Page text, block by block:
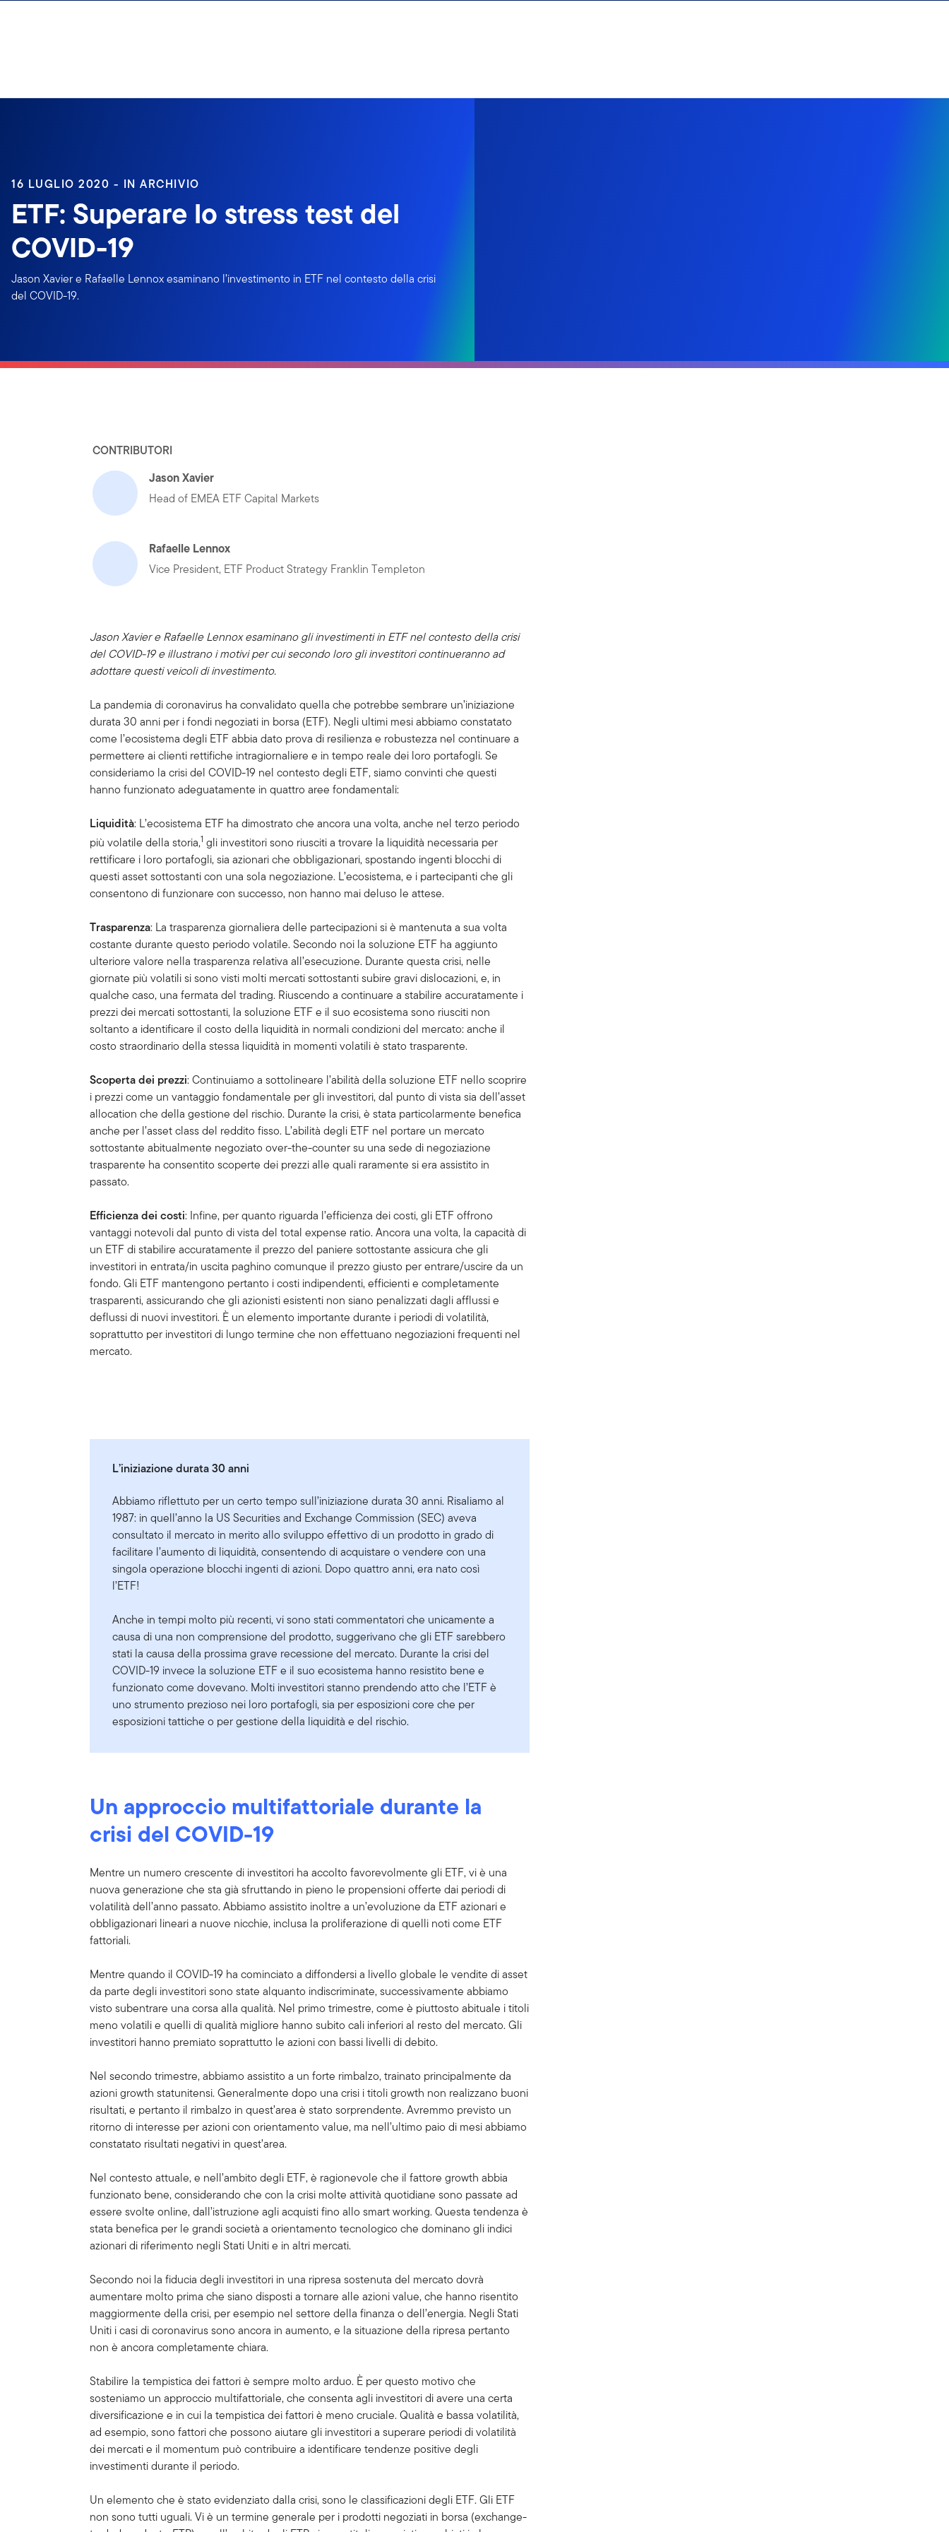
16 LUGLIO 2020 - IN ARCHIVIO
ETF: Superare lo stress test del
COVID-19
Jason Xavier e Rafaelle Lennox esaminano l’investimento in ETF nel contesto della crisi
del COVID-19.
CONTRIBUTORI
Jason Xavier
Head of EMEA ETF Capital Markets
Rafaelle Lennox
Vice President, ETF Product Strategy Franklin Templeton
Jason Xavier e Rafaelle Lennox esaminano gli investimenti in ETF nel contesto della crisi
del COVID-19 e illustrano i motivi per cui secondo loro gli investitori continueranno ad
adottare questi veicoli di investimento.
La pandemia di coronavirus ha convalidato quella che potrebbe sembrare un’iniziazione
durata 30 anni per i fondi negoziati in borsa (ETF). Negli ultimi mesi abbiamo constatato
come l’ecosistema degli ETF abbia dato prova di resilienza e robustezza nel continuare a
permettere ai clienti rettifiche intragiornaliere e in tempo reale dei loro portafogli. Se
consideriamo la crisi del COVID-19 nel contesto degli ETF, siamo convinti che questi
hanno funzionato adeguatamente in quattro aree fondamentali:
Liquidità: L’ecosistema ETF ha dimostrato che ancora una volta, anche nel terzo periodo
più volatile della storia,1 gli investitori sono riusciti a trovare la liquidità necessaria per
rettificare i loro portafogli, sia azionari che obbligazionari, spostando ingenti blocchi di
questi asset sottostanti con una sola negoziazione. L’ecosistema, e i partecipanti che gli
consentono di funzionare con successo, non hanno mai deluso le attese.
Trasparenza: La trasparenza giornaliera delle partecipazioni si è mantenuta a sua volta
costante durante questo periodo volatile. Secondo noi la soluzione ETF ha aggiunto
ulteriore valore nella trasparenza relativa all’esecuzione. Durante questa crisi, nelle
giornate più volatili si sono visti molti mercati sottostanti subire gravi dislocazioni, e, in
qualche caso, una fermata del trading. Riuscendo a continuare a stabilire accuratamente i
prezzi dei mercati sottostanti, la soluzione ETF e il suo ecosistema sono riusciti non
soltanto a identificare il costo della liquidità in normali condizioni del mercato: anche il
costo straordinario della stessa liquidità in momenti volatili è stato trasparente.
Scoperta dei prezzi: Continuiamo a sottolineare l’abilità della soluzione ETF nello scoprire
i prezzi come un vantaggio fondamentale per gli investitori, dal punto di vista sia dell’asset
allocation che della gestione del rischio. Durante la crisi, è stata particolarmente benefica
anche per l’asset class del reddito fisso. L’abilità degli ETF nel portare un mercato
sottostante abitualmente negoziato over-the-counter su una sede di negoziazione
trasparente ha consentito scoperte dei prezzi alle quali raramente si era assistito in
passato.
Efficienza dei costi: Infine, per quanto riguarda l’efficienza dei costi, gli ETF offrono
vantaggi notevoli dal punto di vista del total expense ratio. Ancora una volta, la capacità di
un ETF di stabilire accuratamente il prezzo del paniere sottostante assicura che gli
investitori in entrata/in uscita paghino comunque il prezzo giusto per entrare/uscire da un
fondo. Gli ETF mantengono pertanto i costi indipendenti, efficienti e completamente
trasparenti, assicurando che gli azionisti esistenti non siano penalizzati dagli afflussi e
deflussi di nuovi investitori. È un elemento importante durante i periodi di volatilità,
soprattutto per investitori di lungo termine che non effettuano negoziazioni frequenti nel
mercato.
L’iniziazione durata 30 anni
Abbiamo riflettuto per un certo tempo sull’iniziazione durata 30 anni. Risaliamo al
1987: in quell’anno la US Securities and Exchange Commission (SEC) aveva
consultato il mercato in merito allo sviluppo effettivo di un prodotto in grado di
facilitare l’aumento di liquidità, consentendo di acquistare o vendere con una
singola operazione blocchi ingenti di azioni. Dopo quattro anni, era nato così
l’ETF!
Anche in tempi molto più recenti, vi sono stati commentatori che unicamente a
causa di una non comprensione del prodotto, suggerivano che gli ETF sarebbero
stati la causa della prossima grave recessione del mercato. Durante la crisi del
COVID-19 invece la soluzione ETF e il suo ecosistema hanno resistito bene e
funzionato come dovevano. Molti investitori stanno prendendo atto che l’ETF è
uno strumento prezioso nei loro portafogli, sia per esposizioni core che per
esposizioni tattiche o per gestione della liquidità e del rischio.
Un approccio multifattoriale durante la
crisi del COVID-19
Mentre un numero crescente di investitori ha accolto favorevolmente gli ETF, vi è una
nuova generazione che sta già sfruttando in pieno le propensioni offerte dai periodi di
volatilità dell’anno passato. Abbiamo assistito inoltre a un’evoluzione da ETF azionari e
obbligazionari lineari a nuove nicchie, inclusa la proliferazione di quelli noti come ETF
fattoriali.
Mentre quando il COVID-19 ha cominciato a diffondersi a livello globale le vendite di asset
da parte degli investitori sono state alquanto indiscriminate, successivamente abbiamo
visto subentrare una corsa alla qualità. Nel primo trimestre, come è piuttosto abituale i titoli
meno volatili e quelli di qualità migliore hanno subito cali inferiori al resto del mercato. Gli
investitori hanno premiato soprattutto le azioni con bassi livelli di debito.
Nel secondo trimestre, abbiamo assistito a un forte rimbalzo, trainato principalmente da
azioni growth statunitensi. Generalmente dopo una crisi i titoli growth non realizzano buoni
risultati, e pertanto il rimbalzo in quest’area è stato sorprendente. Avremmo previsto un
ritorno di interesse per azioni con orientamento value, ma nell’ultimo paio di mesi abbiamo
constatato risultati negativi in quest’area.
Nel contesto attuale, e nell’ambito degli ETF, è ragionevole che il fattore growth abbia
funzionato bene, considerando che con la crisi molte attività quotidiane sono passate ad
essere svolte online, dall’istruzione agli acquisti fino allo smart working. Questa tendenza è
stata benefica per le grandi società a orientamento tecnologico che dominano gli indici
azionari di riferimento negli Stati Uniti e in altri mercati.
Secondo noi la fiducia degli investitori in una ripresa sostenuta del mercato dovrà
aumentare molto prima che siano disposti a tornare alle azioni value, che hanno risentito
maggiormente della crisi, per esempio nel settore della finanza o dell’energia. Negli Stati
Uniti i casi di coronavirus sono ancora in aumento, e la situazione della ripresa pertanto
non è ancora completamente chiara.
Stabilire la tempistica dei fattori è sempre molto arduo. È per questo motivo che
sosteniamo un approccio multifattoriale, che consenta agli investitori di avere una certa
diversificazione e in cui la tempistica dei fattori è meno cruciale. Qualità e bassa volatilità,
ad esempio, sono fattori che possono aiutare gli investitori a superare periodi di volatilità
dei mercati e il momentum può contribuire a identificare tendenze positive degli
investimenti durante il periodo.
Un elemento che è stato evidenziato dalla crisi, sono le classificazioni degli ETF. Gli ETF
non sono tutti uguali. Vi è un termine generale per i prodotti negoziati in borsa (exchange-